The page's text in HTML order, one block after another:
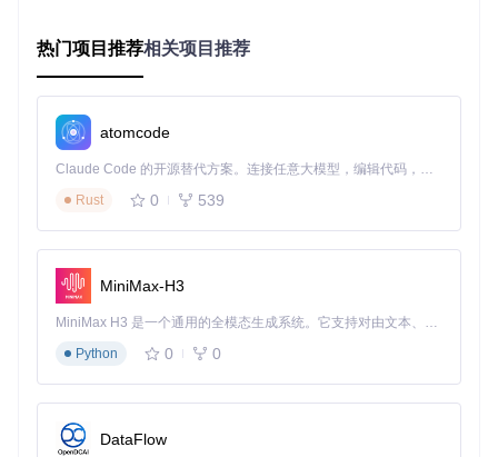
的"脖子"。这个系统负责控制机器人头部的转动，实现点头、
摇头以及跟随物体移动等动作，让机器人能够更自然地与用户
互动。
的参数配置。例如，SG90舵机的运动范围通常是0~180度，
而RS30X则可以实现-150~150度的更大范围转动。
合适的运动范围，这些都是确保舵机正常工作的关键。
围进行测试。
热门项目推荐相关项目推荐
atomcode
Claude Code 的开源替代方案。连接任意大模型，编辑代码，运行命令，自动验证 — 全自动执行。用 Rust 构建，极致性能。 ｜ An open-source alternative to Claude Code. Connect any LLM, edit code, run commands, and verify changes — autonomously. Built in Rust for speed. Get Started
Rust
0 539
MiniMax-H3
MiniMax H3 是一个通用的全模态生成系统。它支持对由文本、图像、视频和音频组成的多模态上下文进行统一理解，并能生成分辨率高达 2K、时长可达 15 秒的带原生立体声音频的视频。得益于面向任务泛化的系统设计，H3 在预训练阶段就已具备广泛的多模态上下文理解与生成能力，能够出色地执行复杂的多模态指令。
Python
0 0
DataFlow